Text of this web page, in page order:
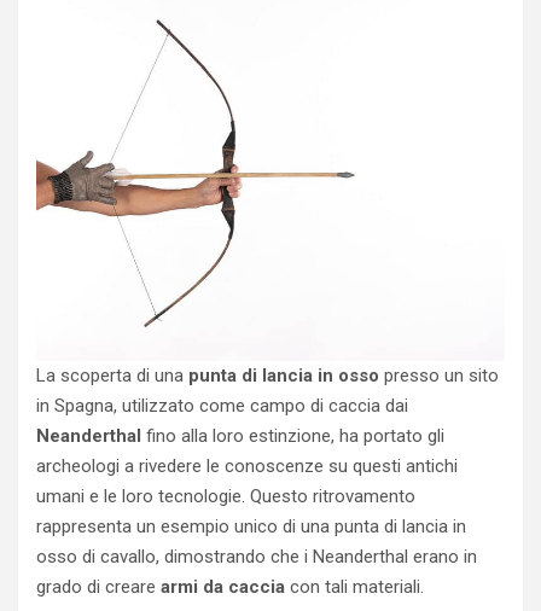
La ⁢scoperta ⁣di una punta di lancia‌ in⁤ osso presso un sito
in ‌Spagna,​ utilizzato come ⁤campo di caccia dai
Neanderthal fino alla loro​ estinzione, ha portato⁢ gli
archeologi a rivedere le conoscenze su questi‌ antichi​
umani e le loro tecnologie. Questo ‌ritrovamento‌
rappresenta un esempio unico di ‍una⁢ punta di lancia in
osso di cavallo, dimostrando che i Neanderthal erano ​in
grado di creare armi da‌ caccia con tali materiali.